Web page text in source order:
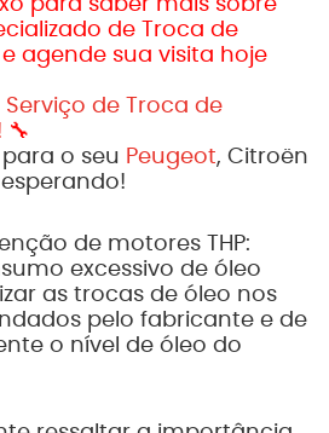
para saber mais sobre
de Troca de
e agende sua visita hoje
Serviço de Troca de
🔧
o seu Peugeot, Citroën
de motores THP:
excessivo de óleo
as trocas de óleo nos
pelo fabricante e de
o nível de óleo do